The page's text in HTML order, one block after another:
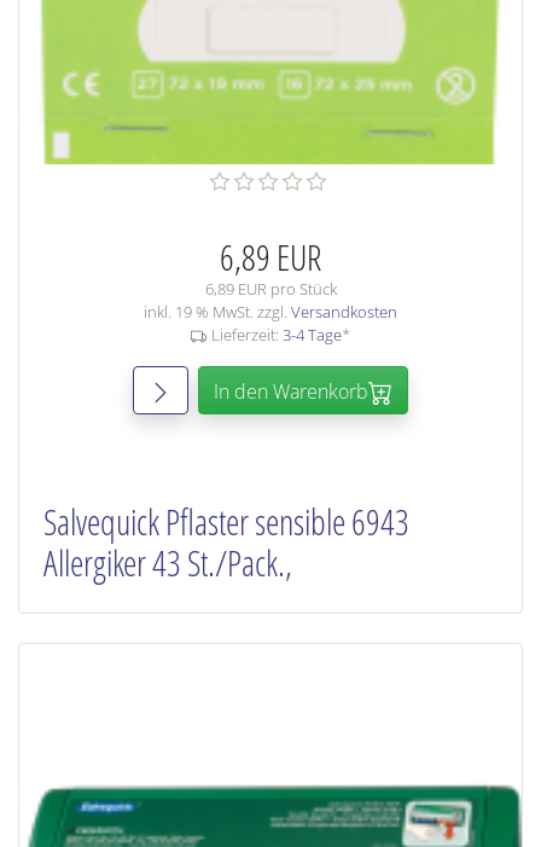
6,89 EUR
6,89 EUR pro Stück
inkl. 19 % MwSt. zzgl. Versandkosten
Lieferzeit: 3-4 Tage*
In den Warenkorb
Salvequick Pflaster sensible 6943
Allergiker 43 St./Pack.,